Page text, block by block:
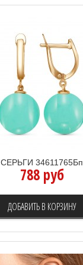
СЕРЬГИ 34611765Бп
788 руб
ДОБАВИТЬ В КОРЗИНУ